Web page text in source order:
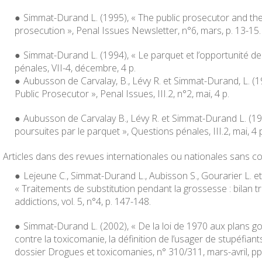
Simmat-Durand L. (1995), « The public prosecutor and
prosecution », Penal Issues Newsletter, n°6, mars, p. 13-15.
Simmat-Durand L. (1994), « Le parquet et l’opportunité
pénales, VII-4, décembre, 4 p.
Aubusson de Carvalay, B., Lévy R. et Simmat-Durand, L.
Public Prosecutor », Penal Issues, III.2, n°2, mai, 4 p.
Aubusson de Carvalay B., Lévy R. et Simmat-Durand L.
poursuites par le parquet », Questions pénales, III.2, mai, 4
Articles dans des revues internationales ou nationales sans
Lejeune C., Simmat-Durand L., Aubisson S., Gourarier L.
« Traitements de substitution pendant la grossesse : bilan
addictions, vol. 5, n°4, p. 147-148.
Simmat-Durand L. (2002), « De la loi de 1970 aux plans
contre la toxicomanie, la définition de l’usager de
dossier Drogues et toxicomanies, n° 310/311, mars-avril,